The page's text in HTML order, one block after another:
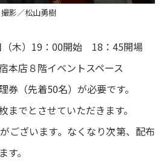
撮影／松山勇樹
（木）19：00開始 18：45開場
本店８階イベントスペース
券（先着50名）が必要です。
でとさせていただきます。
ございます。なくなり次第、配布
。